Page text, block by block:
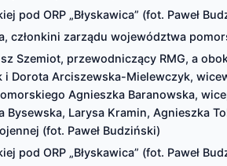
pod ORP „Błyskawica” (fot. Paweł
członkini zarządu województwa
Szemiot, przewodniczący RMG, a
i Dorota Arciszewska-Mielewczyk,
Agnieszka Baranowska,
Bysewska, Larysa Kramin, Agnieszka
(fot. Paweł Budziński)
pod ORP „Błyskawica” (fot. Paweł